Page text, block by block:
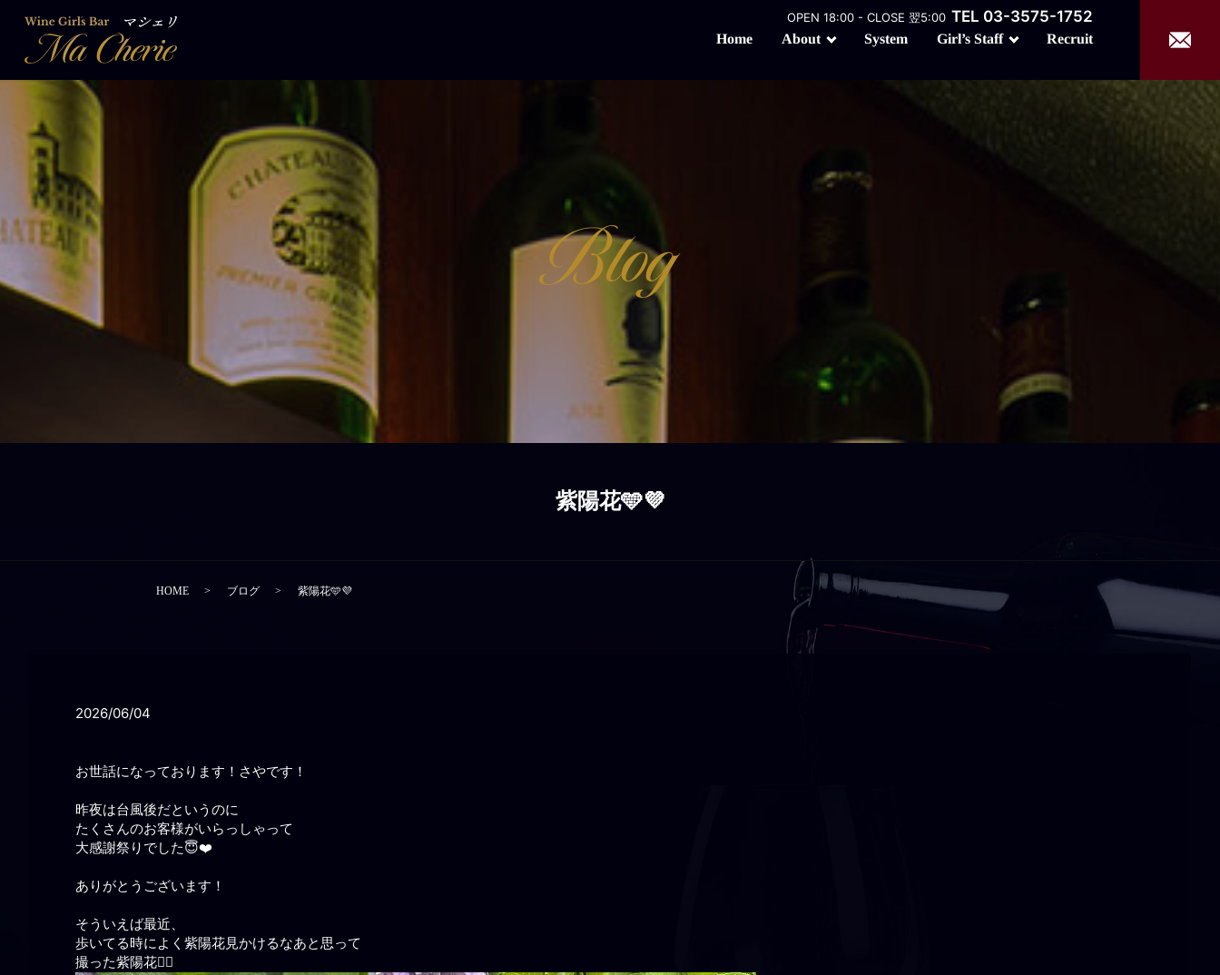
OPEN 18:00 - CLOSE 翌5:00 TEL 03-3575-1752
Home About System Girl’s Staff Recruit
紫陽花🩵💜‪
HOME ブログ 紫陽花🩵💜‪
2026/06/04
お世話になっております！さやです！
昨夜は台風後だというのに
たくさんのお客様がいらっしゃって
大感謝祭りでした😇❤️
ありがとうございます！
そういえば最近、
歩いてる時によく紫陽花見かけるなあと思って
撮った紫陽花✊🏻